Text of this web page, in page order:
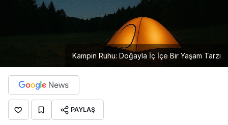
Kampın Ruhu: Doğayla İç İçe Bir Yaşam Tarzı
PAYLAŞ